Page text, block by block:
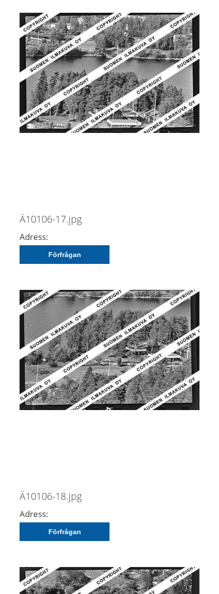
Ä10106-17.jpg
Adress:
Förfrågan
Ä10106-18.jpg
Adress:
Förfrågan